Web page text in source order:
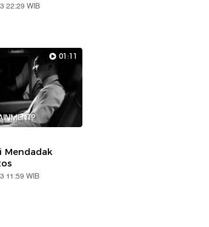
22:29 WIB
01:11
Mendadak
11:59 WIB